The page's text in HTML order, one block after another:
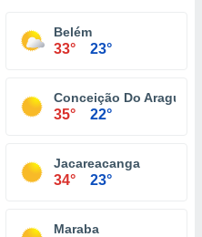
Belém
33° 23°
Conceição Do Araguaia
35° 22°
Jacareacanga
34° 23°
Maraba